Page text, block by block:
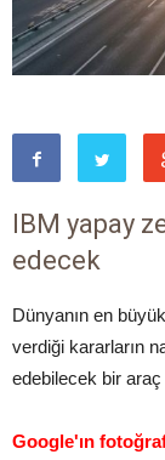
IBM yapay
edecek
Dünyanın en
verdiği kararların
edebilecek bir araç
Google'ın